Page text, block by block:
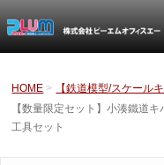
HOME 【鉄道模型/スケールキ
【数量限定セット】小湊鐵道
工具セット